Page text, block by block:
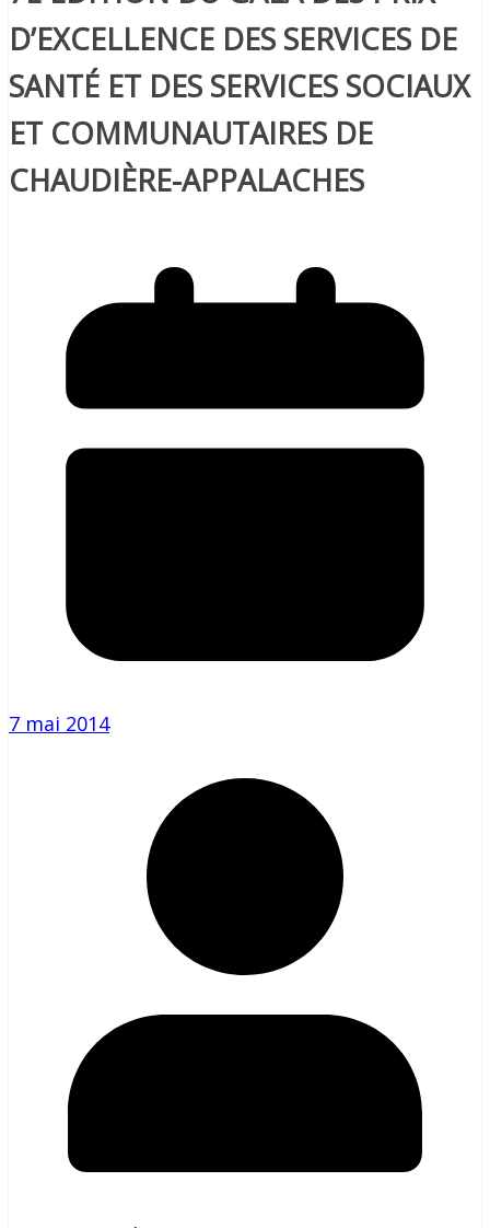
D’EXCELLENCE DES SERVICES DE
SANTÉ ET DES SERVICES SOCIAUX
ET COMMUNAUTAIRES DE
CHAUDIÈRE-APPALACHES
7 mai 2014